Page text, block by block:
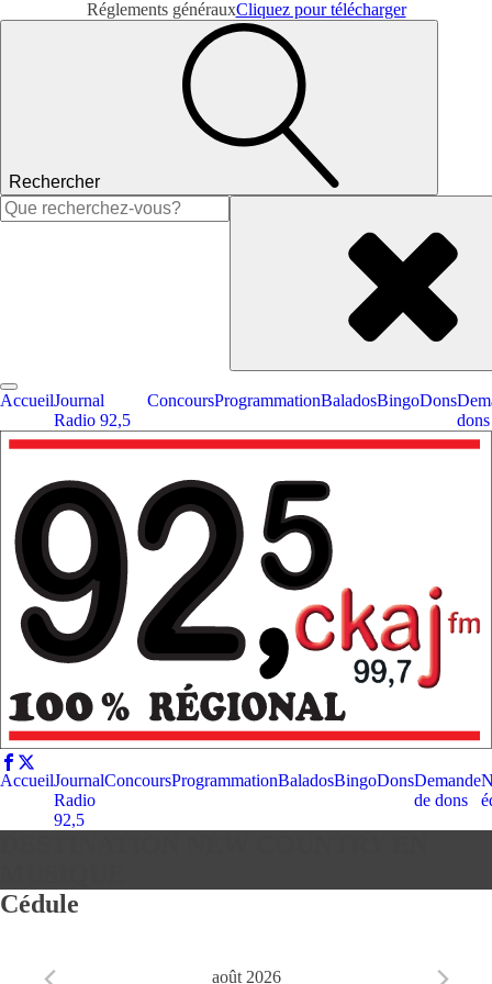
Réglements générauxCliquez pour télécharger
Rechercher
Rechercher :
AccueilJournal
Radio 92,5
ConcoursProgrammationBaladosBingoDons
dons
AccueilJournal
Radio
92,5
ConcoursProgrammationBaladosBingoDonsDemande
de dons
Cédule
août 2026